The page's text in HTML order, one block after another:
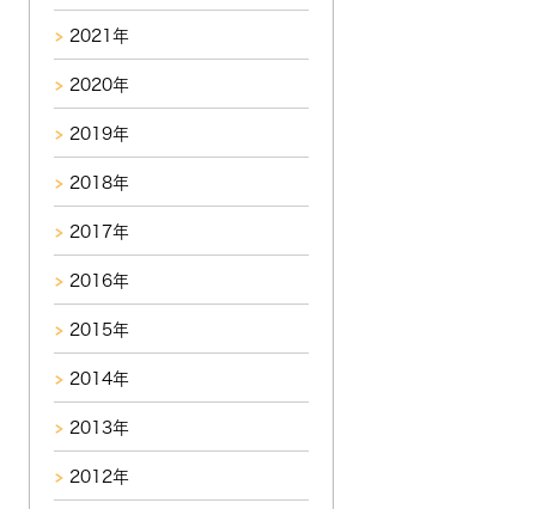
2021年
2020年
2019年
2018年
2017年
2016年
2015年
2014年
2013年
2012年